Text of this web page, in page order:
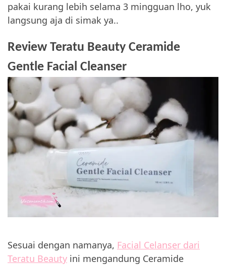
pakai kurang lebih selama 3 mingguan lho, yuk
langsung aja di simak ya..
Review Teratu Beauty Ceramide
Gentle Facial Cleanser
Sesuai dengan namanya, Facial Celanser dari
Teratu Beauty ini mengandung Ceramide